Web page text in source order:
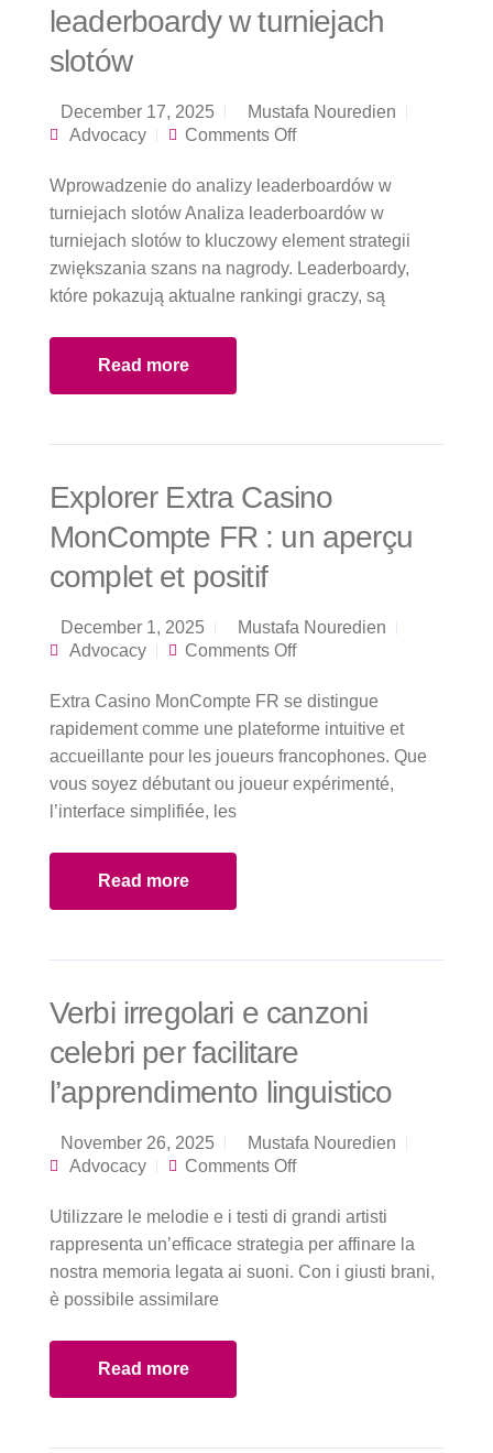
leaderboardy w turniejach
slotów
December 17, 2025
Mustafa Nouredien
Advocacy
Comments Offon Jak skutecznie
turniejach slotów
Wprowadzenie do analizy leaderboardów w
turniejach slotów Analiza leaderboardów w
turniejach slotów to kluczowy element strategii
zwiększania szans na nagrody. Leaderboardy,
które pokazują aktualne rankingi graczy, są
Read more
Explorer Extra Casino
MonCompte FR : un aperçu
complet et positif
December 1, 2025
Mustafa Nouredien
Advocacy
Comments Offon Explorer Extra
complet et positif
Extra Casino MonCompte FR se distingue
rapidement comme une plateforme intuitive et
accueillante pour les joueurs francophones. Que
vous soyez débutant ou joueur expérimenté,
l’interface simplifiée, les
Read more
Verbi irregolari e canzoni
celebri per facilitare
l’apprendimento linguistico
November 26, 2025
Mustafa Nouredien
Advocacy
Comments Offon Verbi irregolari e
l’apprendimento
linguistico
Utilizzare le melodie e i testi di grandi artisti
rappresenta un’efficace strategia per affinare la
nostra memoria legata ai suoni. Con i giusti brani,
è possibile assimilare
Read more